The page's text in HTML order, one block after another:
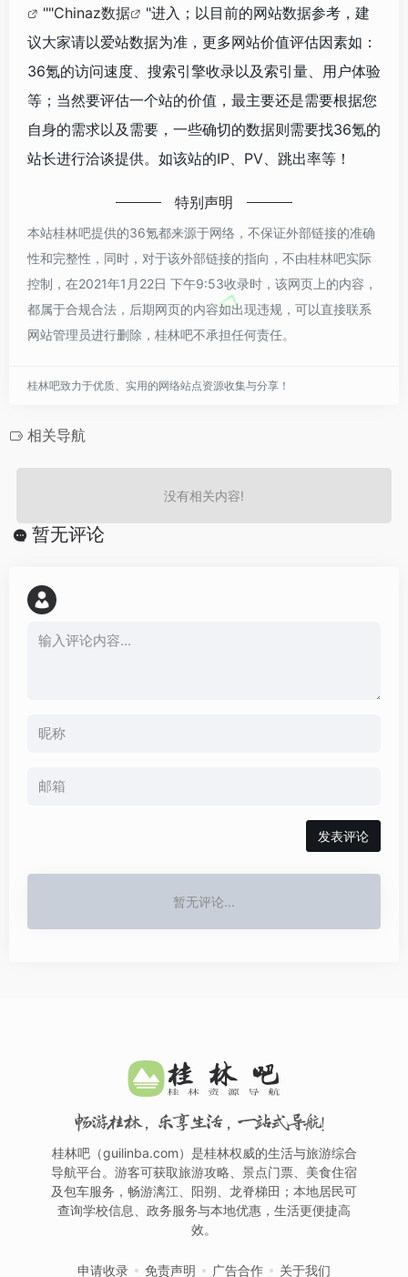
""Chinaz数据
"进入；以目前的网站数据参考，建
议大家请以爱站数据为准，更多网站价值评估因素如：
36氪的访问速度、搜索引擎收录以及索引量、用户体验
等；当然要评估一个站的价值，最主要还是需要根据您
自身的需求以及需要，一些确切的数据则需要找36氪的
站长进行洽谈提供。如该站的IP、PV、跳出率等！
特别声明
本站桂林吧提供的36氪都来源于网络，不保证外部链接的准确
性和完整性，同时，对于该外部链接的指向，不由桂林吧实际
控制，在2021年1月22日 下午9:53收录时，该网页上的内容，
都属于合规合法，后期网页的内容如出现违规，可以直接联系
网站管理员进行删除，桂林吧不承担任何责任。
桂林吧致力于优质、实用的网络站点资源收集与分享！
相关导航
没有相关内容!
暂无评论
发表评论
暂无评论...
畅游桂林，乐享生活，一站式导航！
桂林吧（guilinba.com）是桂林权威的生活与旅游综合
导航平台。游客可获取旅游攻略、景点门票、美食住宿
及包车服务，畅游漓江、阳朔、龙脊梯田；本地居民可
查询学校信息、政务服务与本地优惠，生活更便捷高
效。
申请收录 免责声明 广告合作 关于我们